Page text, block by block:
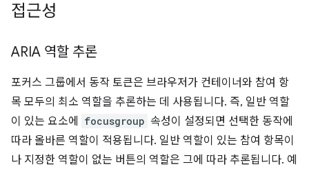
접근성
ARIA 역할 추론
포커스 그룹에서 동작 토큰은 브라우저가 컨테이너와 참여 항
목 모두의 최소 역할을 추론하는 데 사용됩니다. 즉, 일반 역할
이 있는 요소에
focusgroup 속성이 설정되면 선택한 동작에
따라 올바른 역할이 적용됩니다. 일반 역할이 있는 참여 항목이
나 지정한 역할이 없는 버튼의 역할은 그에 따라 추론됩니다. 예